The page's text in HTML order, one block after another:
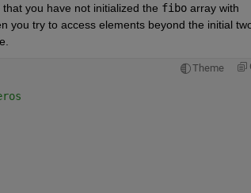
you have not initialized the fibo array with
you try to access elements beyond the initial
Theme